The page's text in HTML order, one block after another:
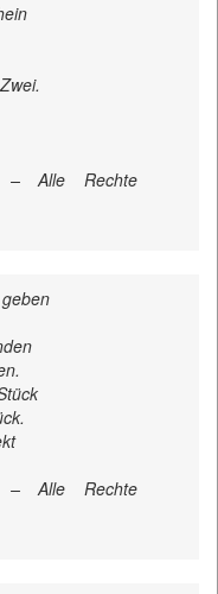
– Alle Rechte
– Alle Rechte